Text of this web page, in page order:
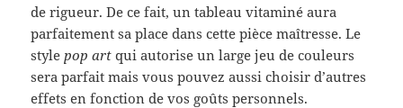
de rigueur. De ce fait, un tableau vitaminé aura
parfaitement sa place dans cette pièce maîtresse. Le
style pop art qui autorise un large jeu de couleurs
sera parfait mais vous pouvez aussi choisir d’autres
effets en fonction de vos goûts personnels.